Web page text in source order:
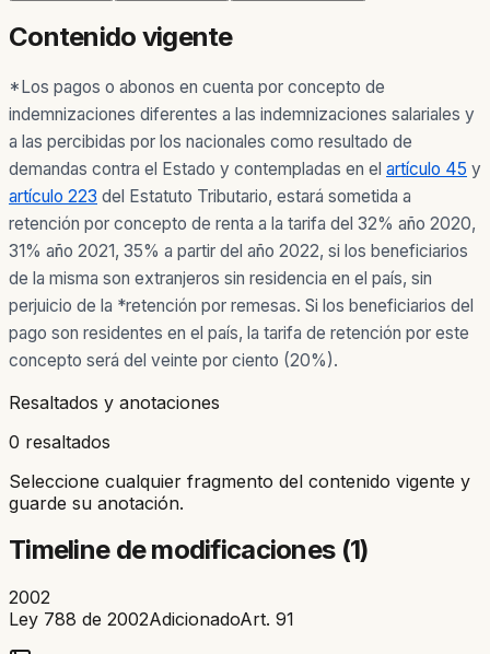
Contenido vigente
*Los pagos o abonos en cuenta por concepto de
indemnizaciones diferentes a las indemnizaciones salariales y
a las percibidas por los nacionales como resultado de
demandas contra el Estado y contempladas en el artículo 45 y
artículo 223 del Estatuto Tributario, estará sometida a
retención por concepto de renta a la tarifa del 32% año 2020,
31% año 2021, 35% a partir del año 2022, si los beneficiarios
de la misma son extranjeros sin residencia en el país, sin
perjuicio de la *retención por remesas. Si los beneficiarios del
pago son residentes en el país, la tarifa de retención por este
concepto será del veinte por ciento (20%).
Resaltados y anotaciones
0 resaltados
Seleccione cualquier fragmento del contenido vigente y
guarde su anotación.
Timeline de modificaciones (1)
2002
Ley 788 de 2002AdicionadoArt. 91